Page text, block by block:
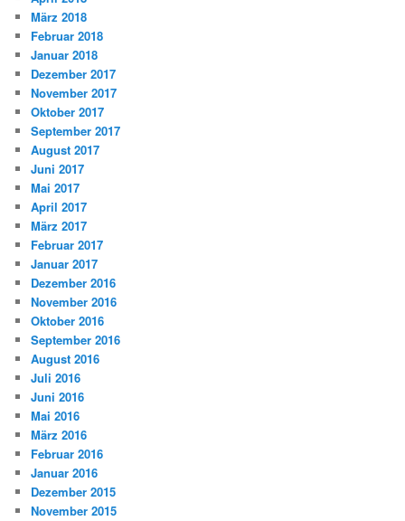
März 2018
Februar 2018
Januar 2018
Dezember 2017
November 2017
Oktober 2017
September 2017
August 2017
Juni 2017
Mai 2017
April 2017
März 2017
Februar 2017
Januar 2017
Dezember 2016
November 2016
Oktober 2016
September 2016
August 2016
Juli 2016
Juni 2016
Mai 2016
März 2016
Februar 2016
Januar 2016
Dezember 2015
November 2015